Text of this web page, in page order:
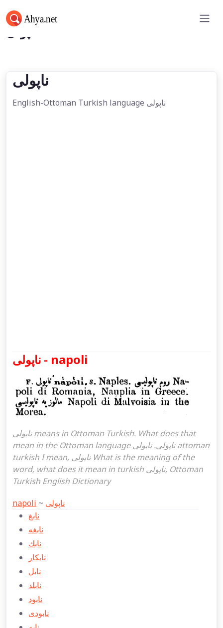
ناپولی
ناپولی
English-Ottoman Turkish language ناپولی
ناپولی - napoli
ناپولی means in Ottoman Turkish. What does that
mean in the Ottoman language ناپولی. ناپولی attoman
turkish I mean, ناپولی What is the meaning of the
word, what does it mean in turkish ناپولی, Ottoman
Turkish English Dictionary
napoli ~ ناپولی
نابغ
نابغه
نابك
نابكار
نابل
نابلد
نابود
نابودی